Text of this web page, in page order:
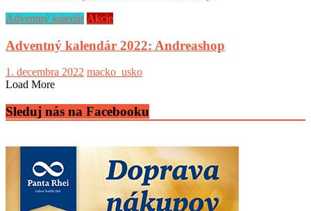
Adventný kaledár Akcie
Adventný kalendár 2022: Andreashop
1. decembra 2022 macko_usko
Load More
Sleduj nás na Facebooku